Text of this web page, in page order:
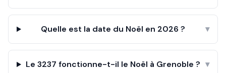
Quelle est la date du Noël en 2026 ? ▾
Le 3237 fonctionne-t-il le Noël à Grenoble ? ▾